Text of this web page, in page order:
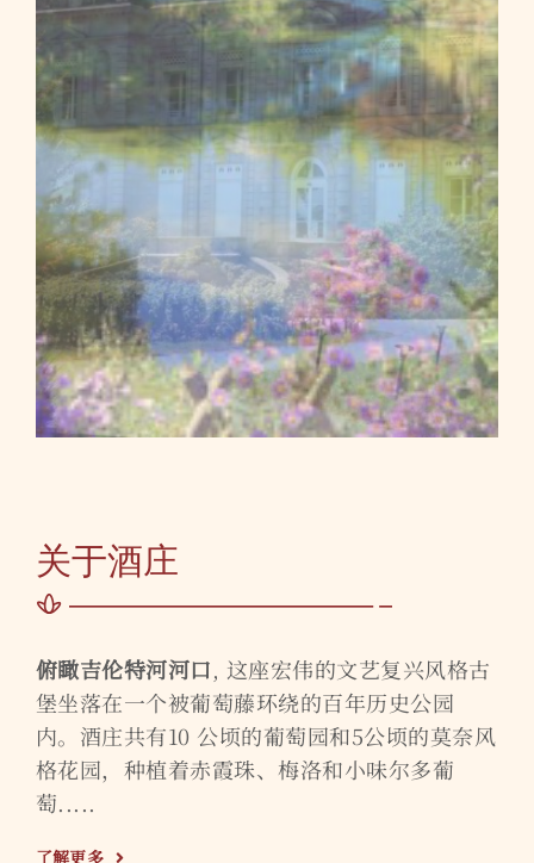
关于酒庄
俯瞰吉伦特河河口, 这座宏伟的文艺复兴风格古
堡坐落在一个被葡萄藤环绕的百年历史公园
内。酒庄共有10 公顷的葡萄园和5公顷的莫奈风
格花园，种植着赤霞珠、梅洛和小味尔多葡
萄.....
了解更多